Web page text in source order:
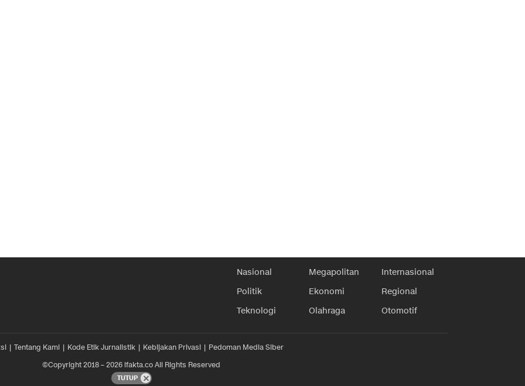
Nasional Megapolitan
Internasional
Politik
Ekonomi
Regional
Teknologi
Olahraga Otomotif
Tentang Kami Kode Etik Jurnalistik Kebijakan Privasi
Pedoman Media Siber
©Copyright 2018 – 2026 ifakta.co All Rights Reserved
TUTUP